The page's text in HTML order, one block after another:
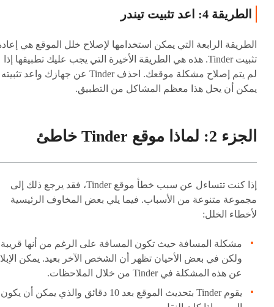
الطريقة 4: اعد تثبيت تيندر
الطريقة الرابعة التي يمكن استخدامها لإصلاح خلل الموقع هي
تثبيت Tinder. هذه هي الطريقة الأخيرة التي يجب عليك تطبيقها إذا
لم يتم إصلاح مشكلة موقعك. احذف Tinder عن جهازك واعد تثبيته
يمكن أن يحل هذا معظم المشاكل من التطبيق.
الجزء 2: لماذا موقع Tinder خاطئ
إذا كنت تتساءل عن سبب خطأ موقع Tinder، فقد يرجع ذلك إلى
مجموعة متنوعة من الأسباب. فيما يلي بعض المخاوف الرئيسية
لأخطاء الخلل:
مشكلة المسافة حيث تكون المسافة على الرغم من أنها قريبة
ولكن في بعض الأحيان تظهر أن الشخص الآخر بعيد. يمكن
عن هذه المشكلة في Tinder من خلال الملاحظات.
يقوم Tinder بتحديث الموقع بعد 10 دقائق والذي يمكن أن يكون